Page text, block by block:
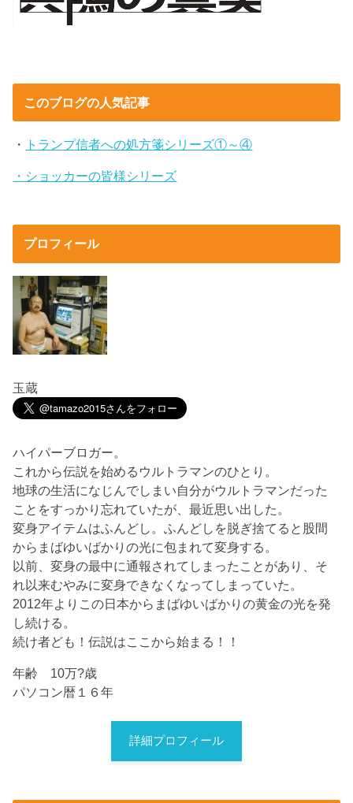
このブログの人気記事
・ トランプ信者への処方箋シリーズ①～④
・ショッカーの皆様シリーズ
プロフィール
玉蔵
ハイパーブロガー。
これから伝説を始めるウルトラマンのひとり。
地球の生活になじんでしまい自分がウルトラマンだった
ことをすっかり忘れていたが、最近思い出した。
変身アイテムはふんどし。ふんどしを脱ぎ捨てると股間
からまばゆいばかりの光に包まれて変身する。
以前、変身の最中に通報されてしまったことがあり、そ
れ以来むやみに変身できなくなってしまっていた。
2012年よりこの日本からまばゆいばかりの黄金の光を発
し続ける。
続け者ども！伝説はここから始まる！！
年齢 10万?歳
パソコン暦１６年
詳細プロフィール